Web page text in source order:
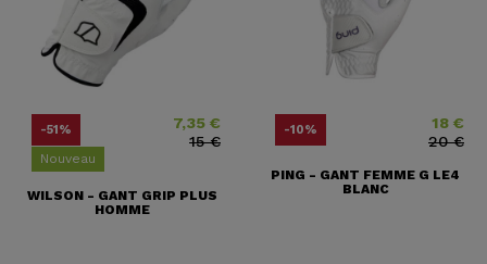
-51%
Nouveau
7,35 €
Prix ​​habituel
15 €
WILSON - GANT GRIP PLUS
HOMME
-10% 18 €
Prix
20 €
PING - GANT FEMME G LE4
BLANC